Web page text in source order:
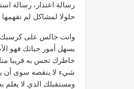
رسالة اعتذار، رسالة
حلولا لمشاكل لم
وانت جالس على كرسيك
يسهل أمور حياتك فهو
خاطرك تحس به قريبا
شيء لا ينقصه سوى أن
ومستقبلك الذي لا يعلم